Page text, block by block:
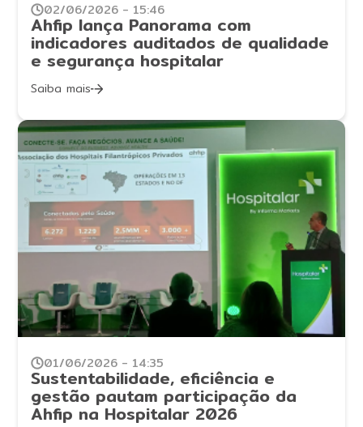
02/06/2026 - 15:46
Ahfip lança Panorama com
indicadores auditados de qualidade
e segurança hospitalar
Saiba mais
01/06/2026 - 14:35
Sustentabilidade, eficiência e
gestão pautam participação da
Ahfip na Hospitalar 2026